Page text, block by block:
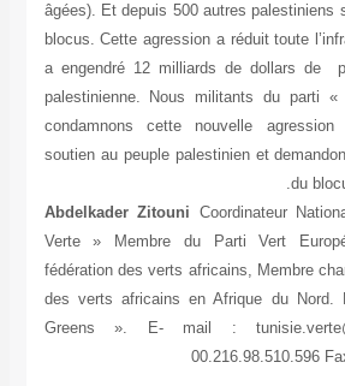
âgées). Et depuis 500 autres
blocus. Cette agression a réduit toute
a engendré 12 milliards de dollars de
palestinienne. Nous militants du parti
condamnons cette nouvelle
soutien au peuple palestinien et
du
Abdelkader Zitouni Coordinateur
Verte » Membre du Parti Vert
fédération des verts africains, Membre
des verts africains en Afrique du Nord.
Greens ». E- mail :
00.216.98.510.596